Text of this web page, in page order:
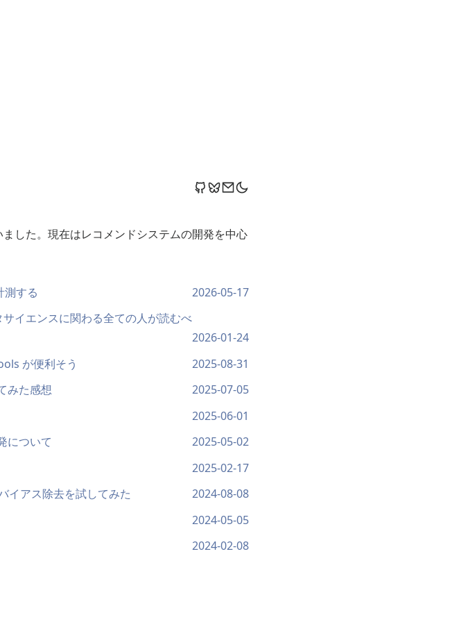
した。現在はレコメンドシステムの開発を中心
測する
2026-05-17
イエンスに関わる全ての人が読むべ
2026-01-24
が便利そう
2025-08-31
みた感想
2025-07-05
2025-06-01
について
2025-05-02
2025-02-17
イアス除去を試してみた
2024-08-08
2024-05-05
2024-02-08